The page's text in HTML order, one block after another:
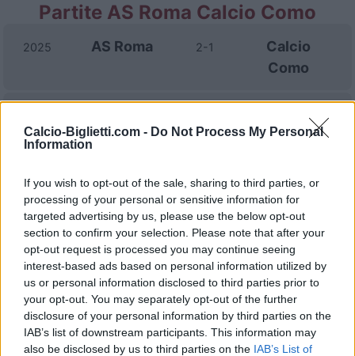
Calcio-Biglietti.com - Do Not Process My Personal
Information
If you wish to opt-out of the sale, sharing to third parties, or
processing of your personal or sensitive information for
targeted advertising by us, please use the below opt-out
section to confirm your selection. Please note that after your
opt-out request is processed you may continue seeing
interest-based ads based on personal information utilized by
us or personal information disclosed to third parties prior to
your opt-out. You may separately opt-out of the further
disclosure of your personal information by third parties on the
IAB’s list of downstream participants. This information may
also be disclosed by us to third parties on the IAB’s List of
Partite AS Roma Calcio Como
2025 AS Roma 2-1
Calcio
Como
Como
AS Roma
1970
Calcio
Como
- AS Roma
Prossime partite AS Roma
AS Roma 24/08 Fiorentina
Lecce 31/08 AS Roma